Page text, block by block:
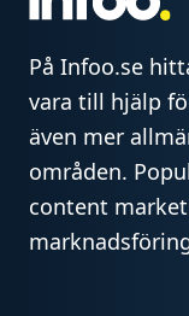
På Infoo.se
vara till hjälp
även mer
områden.
content